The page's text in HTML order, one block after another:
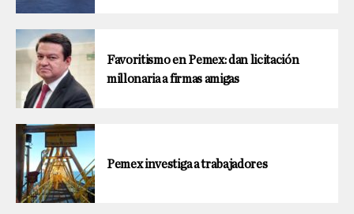
Favoritismo en Pemex: dan licitación
millonaria a firmas amigas
Pemex investiga a trabajadores